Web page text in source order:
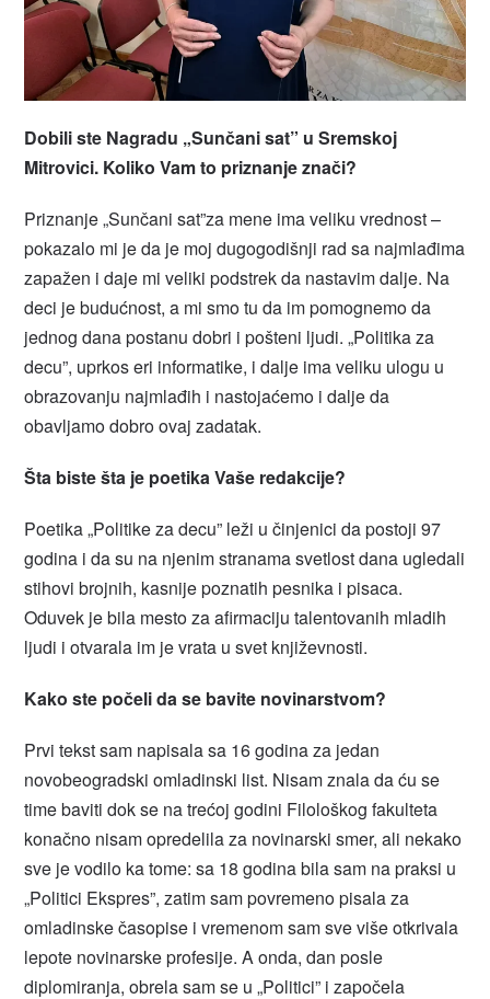
Dobili ste Nagradu „Sunčani sat” u Sremskoj
Mitrovici. Koliko Vam to priznanje znači?
Priznanje „Sunčani sat”za mene ima veliku vrednost –
pokazalo mi je da je moj dugogodišnji rad sa najmlađima
zapažen i daje mi veliki podstrek da nastavim dalje. Na
deci je budućnost, a mi smo tu da im pomognemo da
jednog dana postanu dobri i pošteni ljudi. „Politika za
decu”, uprkos eri informatike, i dalje ima veliku ulogu u
obrazovanju najmlađih i nastojaćemo i dalje da
obavljamo dobro ovaj zadatak.
Šta biste šta je poetika Vaše redakcije?
Poetika „Politike za decu” leži u činjenici da postoji 97
godina i da su na njenim stranama svetlost dana ugledali
stihovi brojnih, kasnije poznatih pesnika i pisaca.
Oduvek je bila mesto za afirmaciju talentovanih mladih
ljudi i otvarala im je vrata u svet književnosti.
Kako ste počeli da se bavite novinarstvom?
Prvi tekst sam napisala sa 16 godina za jedan
novobeogradski omladinski list. Nisam znala da ću se
time baviti dok se na trećoj godini Filološkog fakulteta
konačno nisam opredelila za novinarski smer, ali nekako
sve je vodilo ka tome: sa 18 godina bila sam na praksi u
„Politici Ekspres”, zatim sam povremeno pisala za
omladinske časopise i vremenom sam sve više otkrivala
lepote novinarske profesije. A onda, dan posle
diplomiranja, obrela sam se u „Politici” i započela